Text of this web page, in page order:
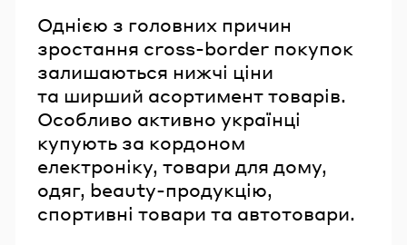
Однією з головних причин
зростання cross-border покупок
залишаються нижчі ціни
та ширший асортимент товарів.
Особливо активно українці
купують за кордоном
електроніку, товари для дому,
одяг, beauty-продукцію,
спортивні товари та автотовари.